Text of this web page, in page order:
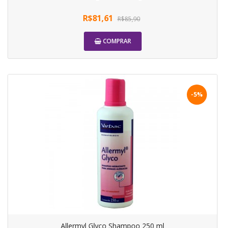
R$81,61 R$85,90
COMPRAR
-5%
Allermyl Glyco Shampoo 250 ml